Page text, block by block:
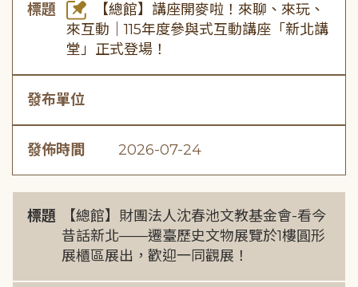
標題
【總館】講座開麥啦！來聊、來玩、
來互動｜115年度參與式互動講座「新北講
堂」正式登場！
發布單位
發佈時間 2026-07-24
標題
【總館】財團法人沈春池文教基金會-看今
昔話新北——遷臺歷史文物展覽於1樓圓形
展櫃區展出，歡迎一同觀展！